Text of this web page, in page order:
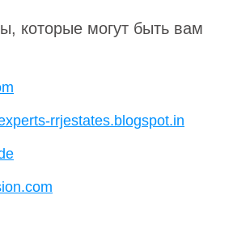
которые могут быть вам
rrjestates.blogspot.in